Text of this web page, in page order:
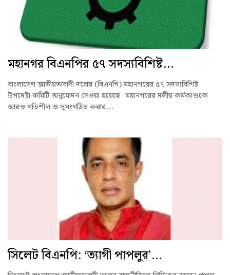
মহানগর বিএনপির ৫৭ সদস্যবিশিষ্ট...
বাংলাদেশ জাতীয়তাবাদী দলের (বিএনপি) মহানগরের ৫৭ সদস্যবিশিষ্ট
উপদেষ্টা কমিটি অনুমোদন দেওয়া হয়েছে। মহানগরের দলীয় কর্মকাণ্ডকে
আরও গতিশীল ও সুসংগঠিত করার...
সিলেট বিএনপি: ‘ত্যাগী পাপলুর’...